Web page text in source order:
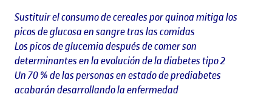
Sustituir el consumo de cereales por quinoa mitiga los
picos de glucosa en sangre tras las comidas
Los picos de glucemia después de comer son
determinantes en la evolución de la diabetes tipo 2
Un 70 % de las personas en estado de prediabetes
acabarán desarrollando la enfermedad